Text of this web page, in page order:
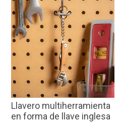
Llavero multiherramienta
en forma de llave inglesa